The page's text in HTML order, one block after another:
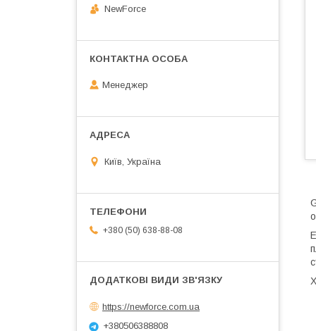
NewForce
Менеджер
Київ, Україна
+380 (50) 638-88-08
https://newforce.com.ua
+380506388808